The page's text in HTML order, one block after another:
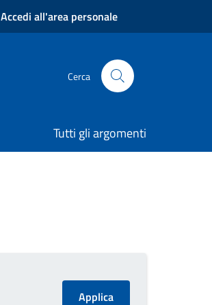
Accedi all'area personale
Cerca
Tutti gli argomenti